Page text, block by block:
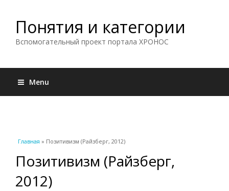
Понятия и категории
Вспомогательный проект портала ХРОНОС
Menu
Вы здесь
Главная » Позитивизм (Райзберг, 2012)
Позитивизм (Райзберг,
2012)